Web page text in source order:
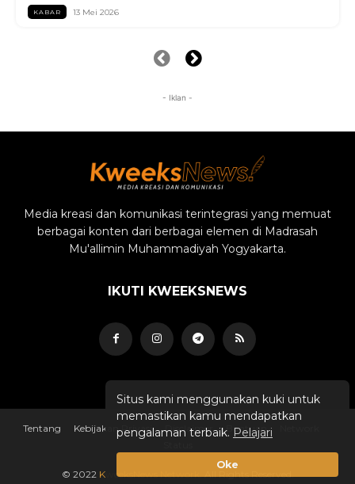
Situs kami menggunakan kuki untuk
memastikan kamu mendapatkan
pengalaman terbaik. Pelajari
Oke
KABAR 13 Mei 2026
- Iklan -
Media kreasi dan komunikasi terintegrasi yang memuat
berbagai konten dari berbagai elemen di Madrasah
Mu'allimin Muhammadiyah Yogyakarta.
IKUTI KWEEKSNEWS
© 2022 KweeksNews Network. All Rights Reserved.
Tentang Kebijakan Privasi Disclaimer Bantuan